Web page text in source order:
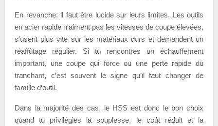
En revanche, il faut être lucide sur leurs limites. Les outils
en acier rapide n’aiment pas les vitesses de coupe élevées,
s’usent plus vite sur les matériaux durs et demandent un
réaffûtage régulier. Si tu rencontres un échauffement
important, une coupe qui force ou une perte rapide du
tranchant, c’est souvent le signe qu’il faut changer de
famille d’outil.
Dans la majorité des cas, le HSS est donc le bon choix
quand tu privilégies la souplesse, le coût réduit et la